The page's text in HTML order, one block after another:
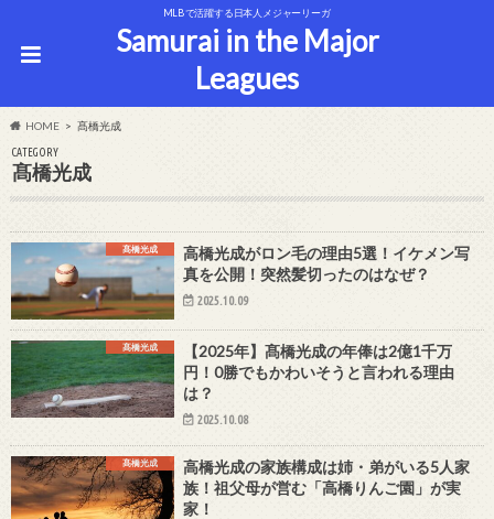
MLBで活躍する日本人メジャーリーガ
Samurai in the Major
Leagues
HOME 髙橋光成
CATEGORY
髙橋光成
髙橋光成
高橋光成がロン毛の理由5選！イケメン写
真を公開！突然髪切ったのはなぜ？
2025.10.09
髙橋光成
【2025年】髙橋光成の年俸は2億1千万
円！0勝でもかわいそうと言われる理由
は？
2025.10.08
髙橋光成
高橋光成の家族構成は姉・弟がいる5人家
族！祖父母が営む「高橋りんご園」が実
家！